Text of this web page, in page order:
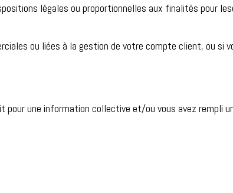
légales ou proportionnelles aux finalités pour
ou liées à la gestion de votre compte client, ou si
pour une information collective et/ou vous avez rempli